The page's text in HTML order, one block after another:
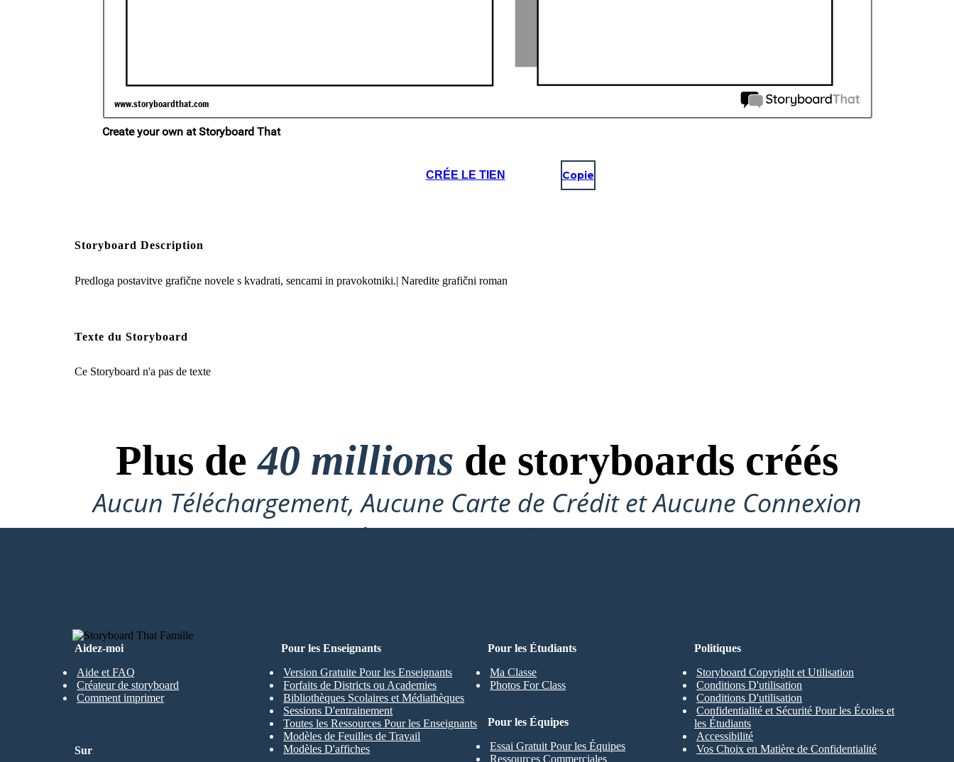
CRÉE LE TIEN Copie
Storyboard Description
Predloga postavitve grafične novele s kvadrati, sencami in pravokotniki.| Naredite grafični roman
Texte du Storyboard
Ce Storyboard n'a pas de texte
Plus de40 millions de storyboards créés
Aucun Téléchargement, Aucune Carte de Crédit et Aucune Connexion
Nécessaire Pour Essayer !
Aidez-moi
Aide et FAQ
Créateur de storyboard
Comment imprimer
Pour les Étudiants
Ma Classe
Photos For Class
Pour les Enseignants
Version Gratuite Pour les Enseignants
Forfaits de Districts ou Academies
Bibliothèques Scolaires et Médiathèques
Sessions D'entrainement
Toutes les Ressources Pour les Enseignants
Modèles de Feuilles de Travail
Modèles D'affiches
Pour les Équipes
Essai Gratuit Pour les Équipes
Ressources Commerciales
Sur
Politiques
Storyboard Copyright et Utilisation
Conditions D'utilisation
Conditions D'utilisation
Confidentialité et Sécurité Pour les Écoles et
les Étudiants
Accessibilité
Vos Choix en Matière de Confidentialité